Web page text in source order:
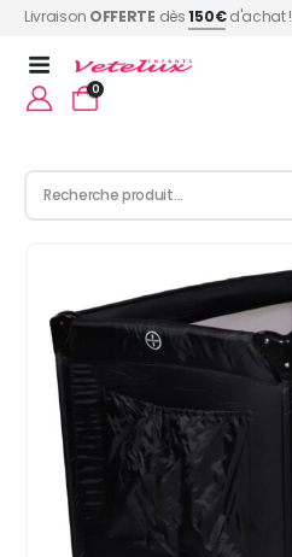
Livraison OFFERTE dès150€d'achat !
0